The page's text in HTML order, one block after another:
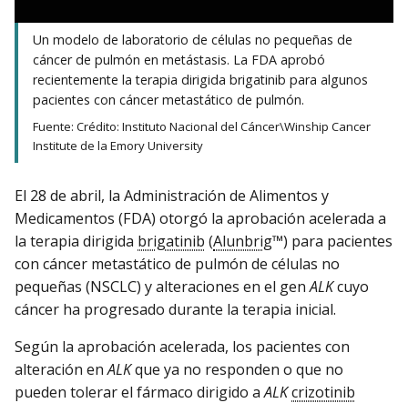
Un modelo de laboratorio de células no pequeñas de
cáncer de pulmón en metástasis. La FDA aprobó
recientemente la terapia dirigida brigatinib para algunos
pacientes con cáncer metastático de pulmón.
Fuente: Crédito: Instituto Nacional del Cáncer\Winship Cancer
Institute de la Emory University
El 28 de abril, la Administración de Alimentos y
Medicamentos (FDA) otorgó la aprobación acelerada a
la terapia dirigida brigatinib (Alunbrig™) para pacientes
con cáncer metastático de pulmón de células no
pequeñas (NSCLC) y alteraciones en el genALKcuyo
cáncer ha progresado durante la terapia inicial.
Según la aprobación acelerada, los pacientes con
alteración enALKque ya no responden o que no
pueden tolerar el fármaco dirigido aALKcrizotinib